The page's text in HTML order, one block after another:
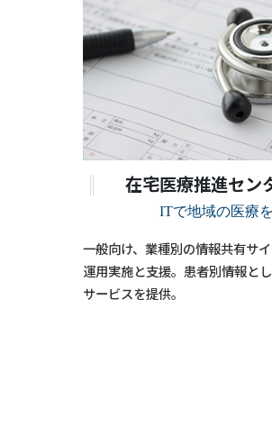
在宅医療推進セン
ITで地域の医療
一般向け、業種別の情報共有サ
運用実施と支援。患者別情報と
サービスを提供。